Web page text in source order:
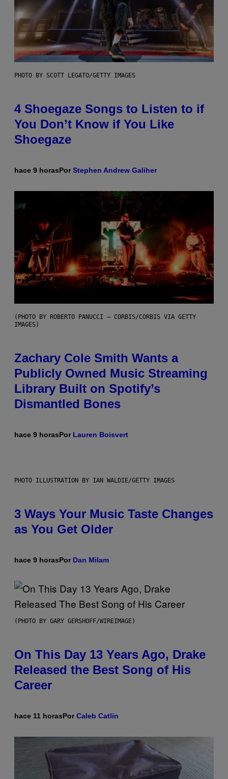
PHOTO BY SCOTT LEGATO/GETTY IMAGES
4 Shoegaze Songs to Listen to if
You Don’t Know if You Like
Shoegaze
hace 9 horasPorStephen Andrew Galiher
(PHOTO BY ROBERTO PANUCCI – CORBIS/CORBIS VIA GETTY
IMAGES)
Zachary Cole Smith Wants a
Publicly Owned Music Streaming
Library Built on Spotify’s
Dismantled Bones
hace 9 horasPor Lauren Boisvert
PHOTO ILLUSTRATION BY IAN WALDIE/GETTY IMAGES
3 Ways Your Music Taste Changes
as You Get Older
hace 9 horasPor Dan Milam
(PHOTO BY GARY GERSHOFF/WIREIMAGE)
On This Day 13 Years Ago, Drake
Released the Best Song of His
Career
hace 11 horasPorCaleb Catlin